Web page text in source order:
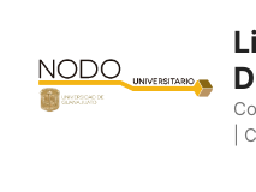
contenido
|